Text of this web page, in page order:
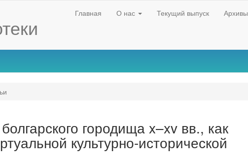
Главная О нас Текущий выпуск Архивы
городища x–xv вв., как
культурно-исторической